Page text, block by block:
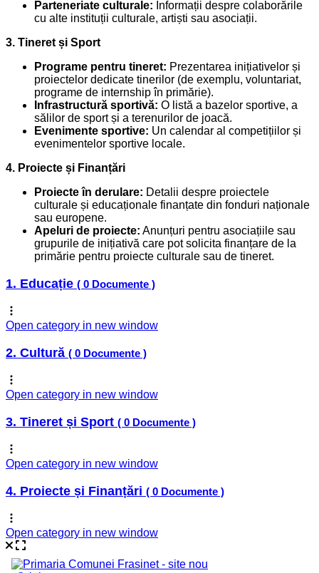
Parteneriate culturale: Informații despre colaborările
cu alte instituții culturale, artiști sau asociații.
3. Tineret și Sport
Programe pentru tineret: Prezentarea inițiativelor și
proiectelor dedicate tinerilor (de exemplu, voluntariat,
programe de internship în primărie).
Infrastructură sportivă: O listă a bazelor sportive, a
sălilor de sport și a terenurilor de joacă.
Evenimente sportive: Un calendar al competițiilor și
evenimentelor sportive locale.
4. Proiecte și Finanțări
Proiecte în derulare: Detalii despre proiectele
culturale și educaționale finanțate din fonduri naționale
sau europene.
Apeluri de proiecte: Anunțuri pentru asociațiile sau
grupurile de inițiativă care pot solicita finanțare de la
primărie pentru proiecte culturale sau de tineret.
1. Educație ( 0 Documente )
Open category in new window
2. Cultură ( 0 Documente )
Open category in new window
3. Tineret și Sport ( 0 Documente )
Open category in new window
4. Proiecte și Finanțări ( 0 Documente )
Open category in new window